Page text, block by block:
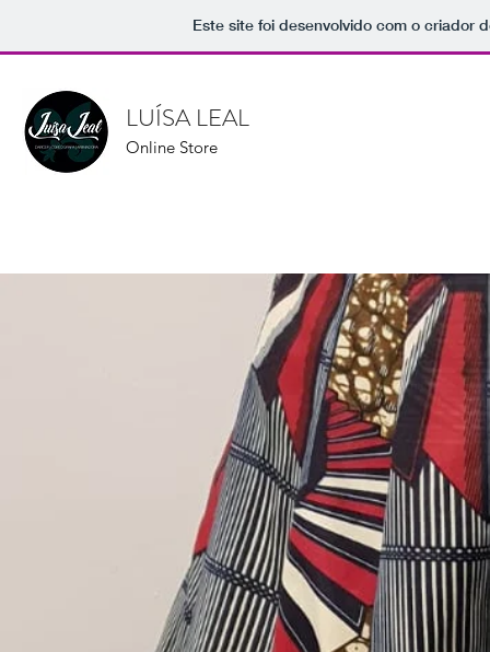
Este site foi desenvolvido com o criador
LUÍSA LEAL
Online Store